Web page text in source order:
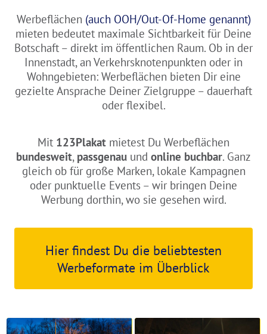
Werbeflächen (auch OOH/Out-Of-Home genannt)
mieten bedeutet maximale Sichtbarkeit für Deine
Botschaft – direkt im öffentlichen Raum. Ob in der
Innenstadt, an Verkehrsknotenpunkten oder in
Wohngebieten: Werbeflächen bieten Dir eine
gezielte Ansprache Deiner Zielgruppe – dauerhaft
oder flexibel.
Mit 123Plakat mietest Du Werbeflächen
bundesweit, passgenau und online buchbar. Ganz
gleich ob für große Marken, lokale Kampagnen
oder punktuelle Events – wir bringen Deine
Werbung dorthin, wo sie gesehen wird.
Hier findest Du die beliebtesten
Werbeformate im Überblick